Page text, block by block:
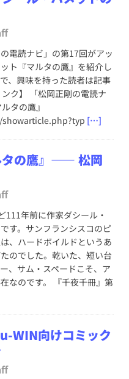
電読ナビ」の第17回がアッ
ト『マルタの鷹』を紹介し
、興味を持った読者は記事
ク】 「松岡正剛の電読ナ
タの鷹』
[…]
タの鷹』―― 松岡
年前に作家ダシール・
す。サンフランシスコのピ
、ハードボイルドというあ
のでした。乾いた、短い台
、サム・スペードこそ、ア
なのです。 『千夜千冊』第
WIN向けコミック